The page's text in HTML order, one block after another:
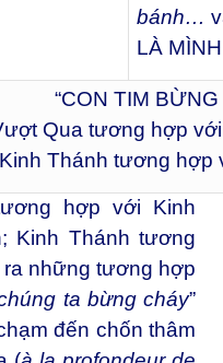
bánh…
LÀ
“CON TIM BỪNG
Qua tương hợp
Kinh Thánh tương hợp
hợp với Kinh
Kinh Thánh tương
những tương hợp
ta bừng cháy”
đến chốn thâm